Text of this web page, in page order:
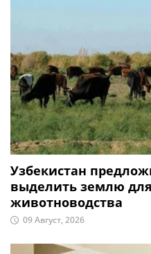
Узбекистан
выделить землю
животноводства
09 Август, 2026